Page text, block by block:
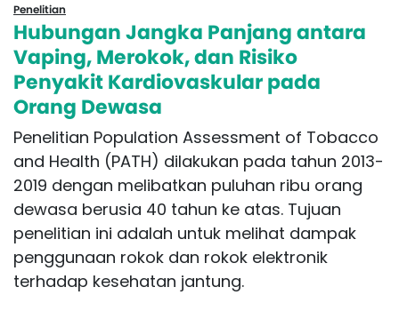
Penelitian
Hubungan Jangka Panjang antara
Vaping, Merokok, dan Risiko
Penyakit Kardiovaskular pada
Orang Dewasa
Penelitian Population Assessment of Tobacco
and Health (PATH) dilakukan pada tahun 2013-
2019 dengan melibatkan puluhan ribu orang
dewasa berusia 40 tahun ke atas. Tujuan
penelitian ini adalah untuk melihat dampak
penggunaan rokok dan rokok elektronik
terhadap kesehatan jantung.